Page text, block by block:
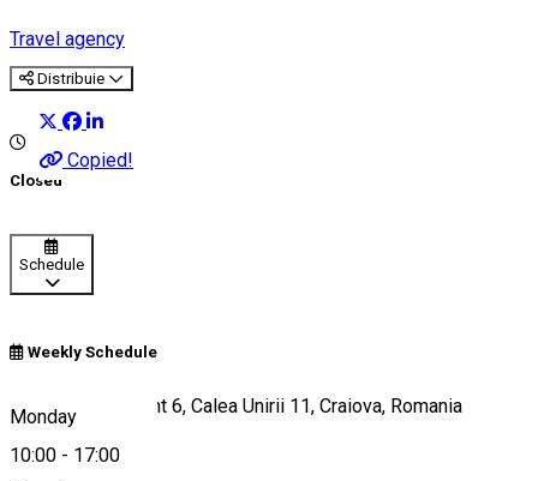
Travel agency
Distribuie
Copied!
Closed
Schedule
Weekly Schedule
Monday
10:00 - 17:00
Bloc 2, Apartament 6, Calea Unirii 11, Craiova, Romania